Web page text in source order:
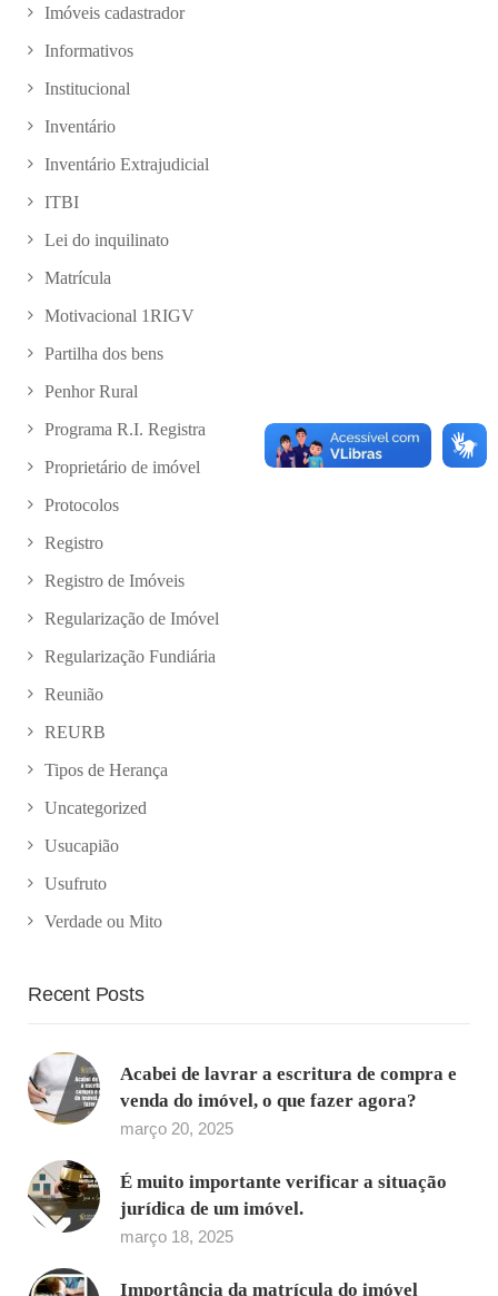
Imóveis cadastrador
Informativos
Institucional
Inventário
Inventário Extrajudicial
ITBI
Lei do inquilinato
Matrícula
Motivacional 1RIGV
Partilha dos bens
Penhor Rural
Programa R.I. Registra
Proprietário de imóvel
Protocolos
Registro
Registro de Imóveis
Regularização de Imóvel
Regularização Fundiária
Reunião
REURB
Tipos de Herança
Uncategorized
Usucapião
Usufruto
Verdade ou Mito
Recent Posts
Acabei de lavrar a escritura de compra e
venda do imóvel, o que fazer agora?
março 20, 2025
É muito importante verificar a situação
jurídica de um imóvel.
março 18, 2025
Importância da matrícula do imóvel